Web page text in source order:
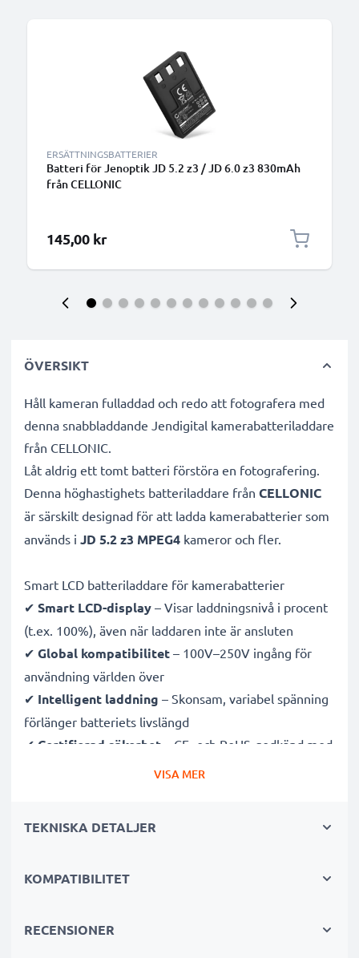
ERSÄTTNINGSBATTERIER
Batteri för Jenoptik JD 5.2 z3 / JD 6.0 z3 830mAh
från CELLONIC
145,00 kr
ÖVERSIKT
Håll kameran fulladdad och redo att fotografera med
denna snabbladdande Jendigital kamerabatteriladdare
från CELLONIC.
Låt aldrig ett tomt batteri förstöra en fotografering.
Denna höghastighets batteriladdare från CELLONIC
är särskilt designad för att ladda kamerabatterier som
används i JD 5.2 z3 MPEG4 kameror och fler.
Smart LCD batteriladdare för kamerabatterier
✔ Smart LCD-display – Visar laddningsnivå i procent
(t.ex. 100%), även när laddaren inte är ansluten
✔ Global kompatibilitet – 100V–250V ingång för
användning världen över
✔ Intelligent laddning – Skonsam, variabel spänning
förlänger batteriets livslängd
✔ Certifierad säkerhet – CE- och RoHS-godkänd med
skydd mot överladdning, överhettning och
Kompakt & resevänlig
✔Hållbara material
VISA MER
TEKNISKA DETALJER
KOMPATIBILITET
RECENSIONER